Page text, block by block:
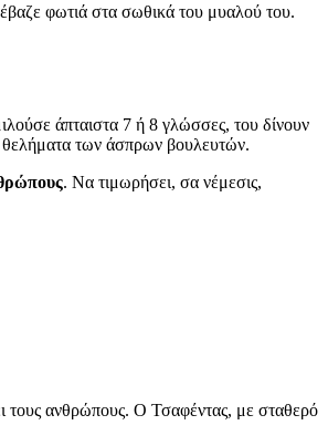
φωτιά στα σωθικά του μυαλού του.
άπταιστα 7 ή 8 γλώσσες, του δίνουν
θελήματα των άσπρων βουλευτών.
. Να τιμωρήσει, σα νέμεσις,
τους ανθρώπους. Ο Τσαφέντας, με σταθερό